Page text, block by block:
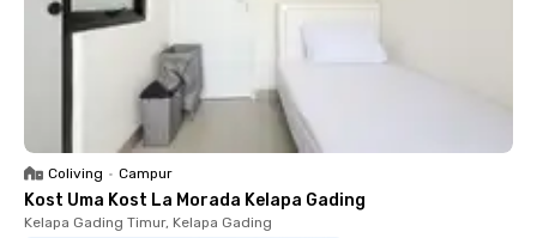
Coliving • Campur
Kost Uma Kost La Morada Kelapa Gading
Kelapa Gading Timur, Kelapa Gading